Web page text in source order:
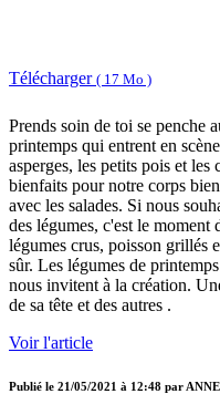
Télécharger ( 17 Mo )
Prends soin de toi se penche
printemps qui entrent en
asperges, les petits pois et les
bienfaits pour notre corps
avec les salades. Si nous
des légumes, c'est le moment
légumes crus, poisson grillés
sûr. Les légumes de
nous invitent à la création.
de sa tête et des autres .
Voir l'article
Publié le 21/05/2021 à 12:48 par